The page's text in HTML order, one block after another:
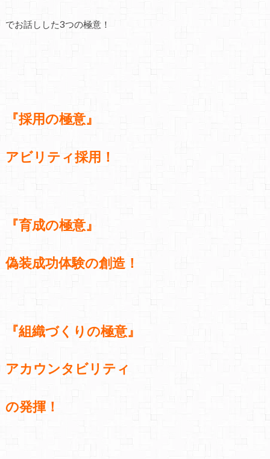
でお話しした3つの極意！
『採用の極意』
アビリティ採用！
『育成の極意』
偽装成功体験の創造！
『組織づくりの極意』
アカウンタビリティ
の発揮！